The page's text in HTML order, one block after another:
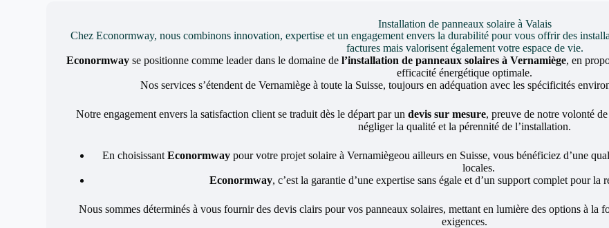
Installation de panneaux solaire à Valais
Chez Econormway, nous combinons innovation, expertise et un engagement envers la durabilité pour vous offrir des
factures mais valorisent également votre espace de vie.
Econormwayse positionne comme leader dans le domaine de l’installation de panneaux solaires à Vernamiège, en
efficacité énergétique optimale.
Nos services s’étendent de Vernamiège à toute la Suisse, toujours en adéquation avec les spécificités
Notre engagement envers la satisfaction client se traduit dès le départ par un devis sur mesure, preuve de notre volonté
négliger la qualité et la pérennité de l’installation.
En choisissant Econormwaypour votre projet solaire à Vernamiègeou ailleurs en Suisse, vous bénéficiez d’une
locales.
Econormway, c’est la garantie d’une expertise sans égale et d’un support complet pour la
Nous sommes déterminés à vous fournir des devis clairs pour vos panneaux solaires, mettant en lumière des options à la
exigences.